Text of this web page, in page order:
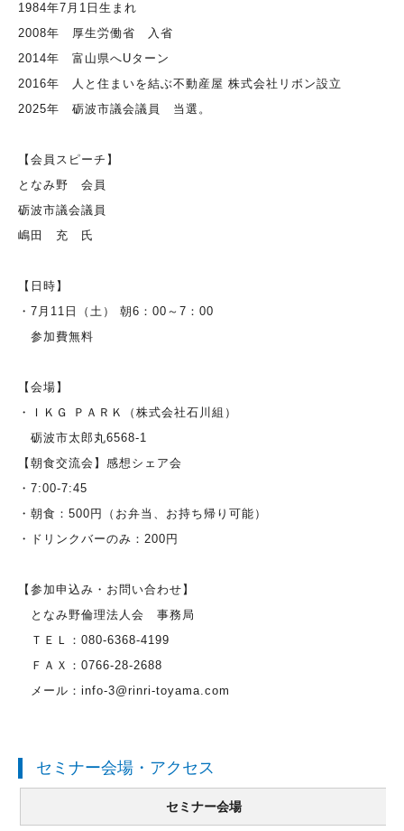
1984年7月1日生まれ
2008年 厚生労働省 入省
2014年 富山県へUターン
2016年 人と住まいを結ぶ不動産屋 株式会社リボン設立
2025年 砺波市議会議員 当選。
【会員スピーチ】
となみ野 会員
砺波市議会議員
嶋田 充 氏
【日時】
・7月11日（土） 朝6：00～7：00
参加費無料
【会場】
・ＩＫＧ ＰＡＲＫ（株式会社石川組）
砺波市太郎丸6568-1
【朝食交流会】感想シェア会
・7:00-7:45
・朝食：500円（お弁当、お持ち帰り可能）
・ドリンクバーのみ：200円
【参加申込み・お問い合わせ】
となみ野倫理法人会 事務局
ＴＥＬ：080-6368-4199
ＦＡＸ：0766-28-2688
メール：info-3@rinri-toyama.com
セミナー会場・アクセス
セミナー会場